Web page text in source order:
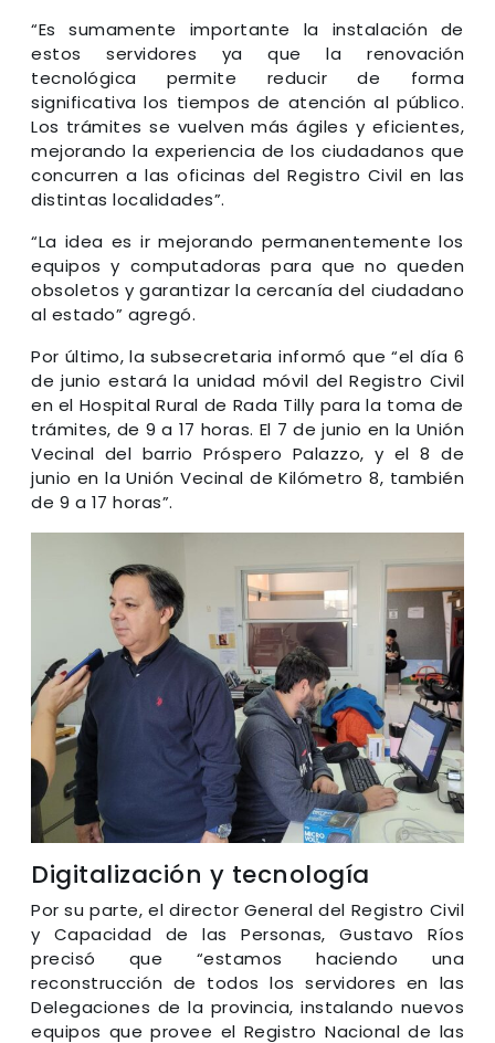
“Es sumamente importante la instalación de
estos servidores ya que la renovación
tecnológica permite reducir de forma
significativa los tiempos de atención al público.
Los trámites se vuelven más ágiles y eficientes,
mejorando la experiencia de los ciudadanos que
concurren a las oficinas del Registro Civil en las
distintas localidades”.
“La idea es ir mejorando permanentemente los
equipos y computadoras para que no queden
obsoletos y garantizar la cercanía del ciudadano
al estado” agregó.
Por último, la subsecretaria informó que “el día 6
de junio estará la unidad móvil del Registro Civil
en el Hospital Rural de Rada Tilly para la toma de
trámites, de 9 a 17 horas. El 7 de junio en la Unión
Vecinal del barrio Próspero Palazzo, y el 8 de
junio en la Unión Vecinal de Kilómetro 8, también
de 9 a 17 horas”.
Digitalización y tecnología
Por su parte, el director General del Registro Civil
y Capacidad de las Personas, Gustavo Ríos
precisó que “estamos haciendo una
reconstrucción de todos los servidores en las
Delegaciones de la provincia, instalando nuevos
equipos que provee el Registro Nacional de las